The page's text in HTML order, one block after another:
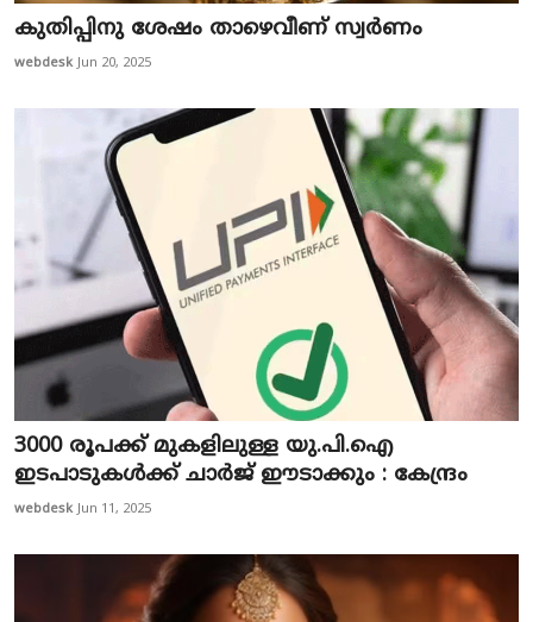
കു​തി​പ്പി​നു ശേ​ഷം താ​ഴെ​വീ​ണ് സ്വ​ർ​ണം
webdesk Jun 20, 2025
3000 രൂപക്ക് മുകളിലുള്ള യു.പി.ഐ
ഇടപാടുകൾക്ക് ചാർജ് ഈടാക്കും : കേന്ദ്രം
webdesk Jun 11, 2025